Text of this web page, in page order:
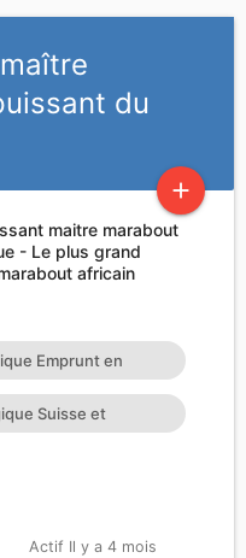
du
add
maitre marabout
- Le plus grand
africain
Emprunt en
particul
Suisse et
Actif Il y a 4 mois